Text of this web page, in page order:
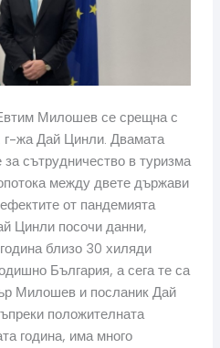
Милошев се срещна с
г-жа Дай Цинли. Двамата
сътрудничество в туризма
между двете държави
от пандемията
Цинли посочи данни,
близо 30 хиляди
България, а сега те са
Милошев и посланик Дай
положителната
година, има много